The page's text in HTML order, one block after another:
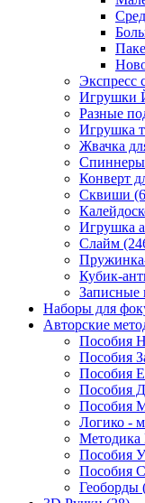
Экспресс
Игрушки
Разные
Игрушка
Жвачка
Спиннеры
Конверт
Сквиши
Игрушка
Слайм
Кубик-
Записные
Наборы для
Авторские
Пособия
Пособия
Пособия
Пособия
Пособия
Логико -
Методика
Пособия
Пособия
Геоборды